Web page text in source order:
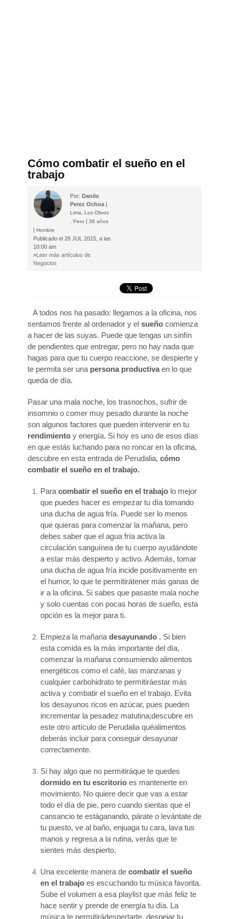
Cómo combatir el sueño en el
trabajo
Por:Danilo
Perez Ochoa |
Lima, Los Olivos
, Peru |38 años
| Hombre
Publicado el 28 JUL 2015, a las
10:00 am
»Leer más artículos de
Negocios
A todos nos ha pasado: llegamos a la oficina, nos
sentamos frente al ordenador y el sueño comienza
a hacer de las suyas. Puede que tengas un sinfín
de pendientes que entregar, pero no hay nada que
hagas para que tu cuerpo reaccione, se despierte y
te permita ser una persona productivaen lo que
queda de día.
Pasar una mala noche, los trasnochos, sufrir de
insomnio o comer muy pesado durante la noche
son algunos factores que pueden intervenir en tu
rendimiento y energía. Si hoy es uno de esos días
en que estás luchando para no roncar en la oficina,
descubre en esta entrada de Perudalia, cómo
combatir el sueño en el trabajo.
Para combatir el sueño en el trabajo lo mejor
que puedes hacer es empezar tu día tomando
una ducha de agua fría. Puede ser lo menos
que quieras para comenzar la mañana, pero
debes saber que el agua fría activa la
circulación sanguínea de tu cuerpo ayudándote
a estar más despierto y activo. Además, tomar
una ducha de agua fría incide positivamente en
el humor, lo que te permitirátener más ganas de
ir a la oficina. Si sabes que pasaste mala noche
y solo cuentas con pocas horas de sueño, esta
opción es la mejor para ti.
Empieza la mañana desayunando . Si bien
esta comida es la más importante del día,
comenzar la mañana consumiendo alimentos
energéticos como el café, las manzanas y
cualquier carbohidrato te permitiráestar más
activa y combatir el sueño en el trabajo. Evita
los desayunos ricos en azúcar, pues pueden
incrementar la pesadez matutina;descubre en
este otro artículo de Perudalia quéalimentos
deberás incluir para conseguir desayunar
correctamente.
Si hay algo que no permitiráque te quedes
dormido en tu escritorio es mantenerte en
movimiento. No quiere decir que vas a estar
todo el día de pie, pero cuando sientas que el
cansancio te estáganando, párate o levántate de
tu puesto, ve al baño, enjuaga tu cara, lava tus
manos y regresa a la rutina, verás que te
sientes más despierto.
Una excelente manera de combatir el sueño
en el trabajo es escuchando tu música favorita.
Sube el volumen a esa playlist que más feliz te
hace sentir y prende de energía tu día. La
música te permitirádespertarte, despejar tu